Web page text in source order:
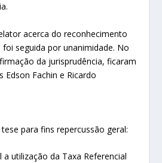
acerca do reconhecimento
seguida por unanimidade. No
da jurisprudência, ficaram
Edson Fachin e Ricardo
para fins repercussão geral:
a utilização da Taxa Referencial